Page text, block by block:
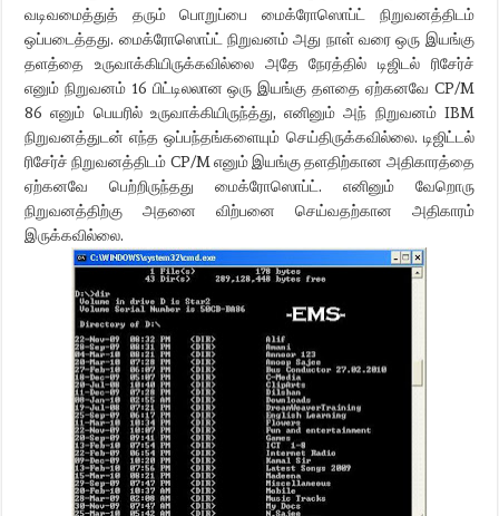
வடிவமைத்துத் தரும் பொறுப்பை மைக்ரோஸொப்ட் நிறுவனத்திடம்
ஒப்படைத்தது. மைக்ரோஸொப்ட் நிறுவனம் அது நாள் வரை ஒரு இயங்கு
தளத்தை உருவாக்கியிருக்கவில்லை அதே நேரத்தில் டிஜிடல் ரிசேர்ச்
எனும் நிறுவனம் 16 பிட்டிலலான ஒரு இயங்கு தளதை ஏற்கனவே CP/M
86 எனும் பெயரில் உருவாக்கியிருந்த்து, எனினும் அந் நிறுவனம் IBM
நிறுவனத்துடன் எந்த ஒப்பந்தங்களையும் செய்திருக்கவில்லை. டிஜிட்டல்
ரிசேர்ச் நிறுவனத்திடம் CP/M எனும் இயங்கு தளதிற்கான அதிகாரத்தை
ஏற்கனவே பெற்றிருந்தது மைக்ரோஸொப்ட். எனினும் வேறொரு
நிறுவனத்திற்கு அதனை விற்பனை செய்வதற்கான அதிகாரம்
இருக்கவில்லை.